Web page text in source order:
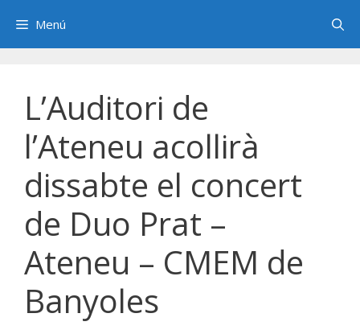
contenido
Menú
L’Auditori de
l’Ateneu acollirà
dissabte el concert
de Duo Prat –
Ateneu – CMEM de
Banyoles